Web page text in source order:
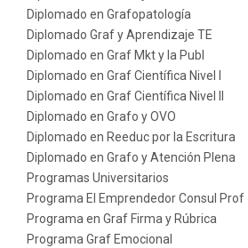
Diplomado en Grafopatología
Diplomado Graf y Aprendizaje TE
Diplomado en Graf Mkt y la Publ
Diplomado en Graf Científica Nivel I
Diplomado en Graf Científica Nivel II
Diplomado en Grafo y OVO
Diplomado en Reeduc por la Escritura
Diplomado en Grafo y Atención Plena
Programas Universitarios
Programa El Emprendedor Consul Prof
Programa en Graf Firma y Rúbrica
Programa Graf Emocional